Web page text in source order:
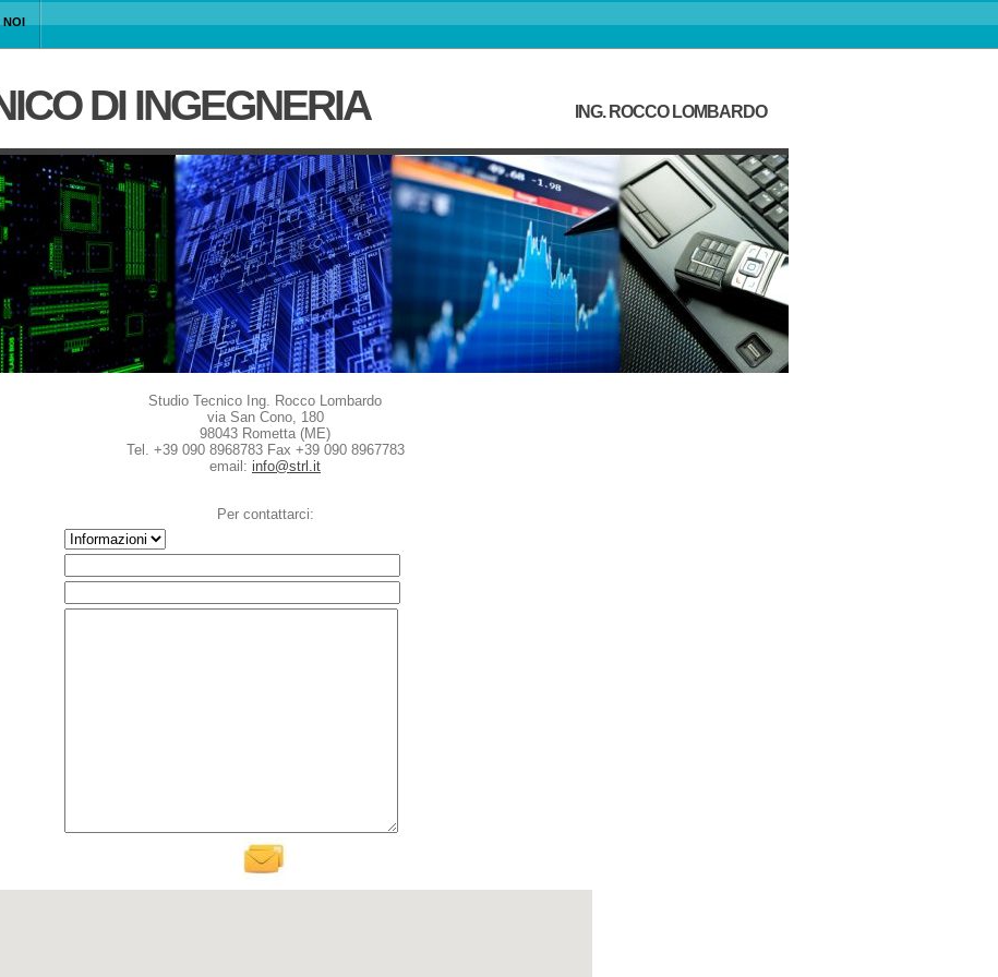
NOI
DI INGEGNERIA ING. ROCCO LOMBARDO
Studio Tecnico Ing. Rocco Lombardo
via San Cono, 180
98043 Rometta (ME)
Tel. +39 090 8968783 Fax +39 090 8967783
email: info@strl.it
Per contattarci: